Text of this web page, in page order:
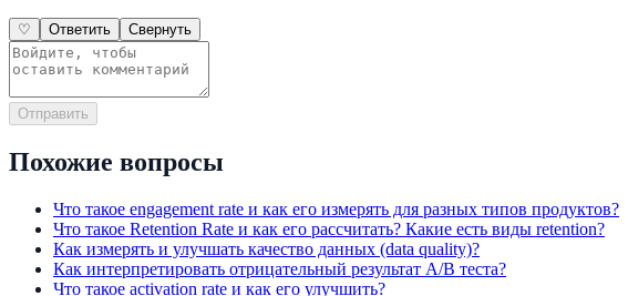
♡ Ответить Свернуть
Отправить
Похожие вопросы
Что такое engagement rate и как его измерять для разных типов продуктов?
Что такое Retention Rate и как его рассчитать? Какие есть виды retention?
Как измерять и улучшать качество данных (data quality)?
Как интерпретировать отрицательный результат A/B теста?
Что такое activation rate и как его улучшить?